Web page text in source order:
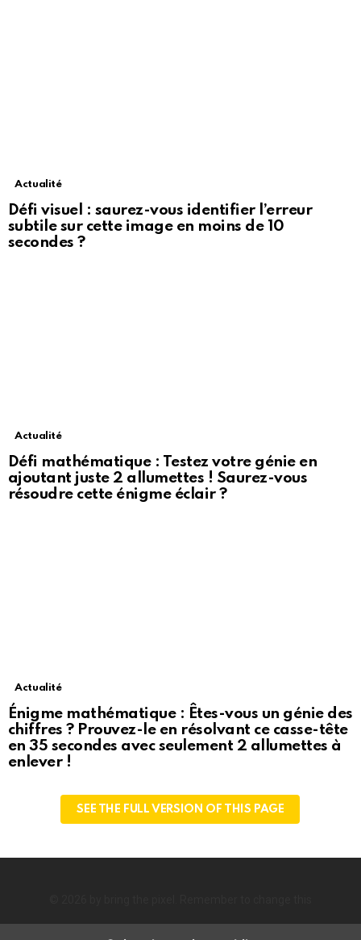
Actualité
Défi visuel : saurez-vous identifier l’erreur
subtile sur cette image en moins de 10
secondes ?
Actualité
Défi mathématique : Testez votre génie en
ajoutant juste 2 allumettes ! Saurez-vous
résoudre cette énigme éclair ?
Actualité
Énigme mathématique : Êtes-vous un génie des
chiffres ? Prouvez-le en résolvant ce casse-tête
en 35 secondes avec seulement 2 allumettes à
enlever !
SEE THE FULL VERSION OF THIS PAGE